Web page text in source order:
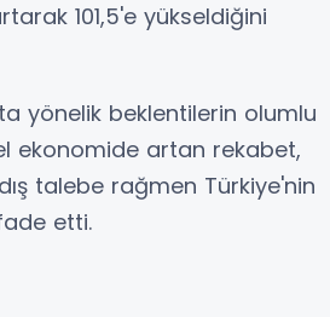
101,5'e yükseldiğini
yönelik beklentilerin olumlu
ekonomide artan rekabet,
talebe rağmen Türkiye'nin
etti.